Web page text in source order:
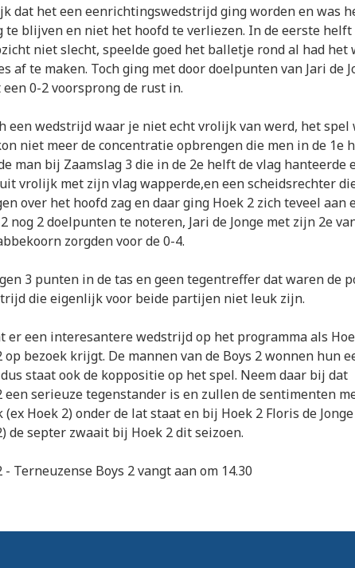
dat het een eenrichtingswedstrijd ging worden en was
te blijven en niet het hoofd te verliezen. In de eerste helft
niet slecht, speelde goed het balletje rond al had het
af te maken. Toch ging met door doelpunten van Jari de
een 0-2 voorsprong de rust in.
een wedstrijd waar je niet echt vrolijk van werd, het spel
niet meer de concentratie opbrengen die men in de 1e
man bij Zaamslag 3 die in de 2e helft de vlag hanteerde
vrolijk met zijn vlag wapperde,en een scheidsrechter
over het hoofd zag en daar ging Hoek 2 zich teveel aan
nog 2 doelpunten te noteren, Jari de Jonge met zijn 2e
zorgden voor de 0-4.
3 punten in de tas en geen tegentreffer dat waren de
die eigenlijk voor beide partijen niet leuk zijn.
er een interesantere wedstrijd op het programma als
op bezoek krijgt. De mannen van de Boys 2 wonnen hun
dus staat ook de koppositie op het spel. Neem daar bij dat
een serieuze tegenstander is en zullen de sentimenten
Hoek 2) onder de lat staat en bij Hoek 2 Floris de
de septer zwaait bij Hoek 2 dit seizoen.
Terneuzense Boys 2 vangt aan om 14.30